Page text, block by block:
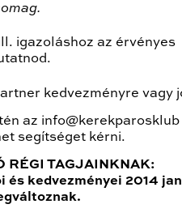
igazoláshoz az érvényes
kedvezményre vagy
az
segítséget kérni.
RÉGI TAGJAINKNAK:
és kedvezményei 2014